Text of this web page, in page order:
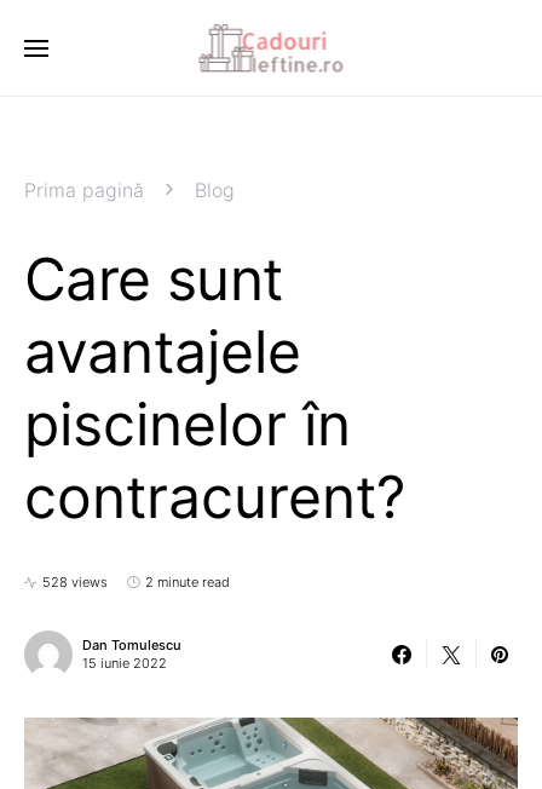
Prima pagină Blog
Care sunt
avantajele
piscinelor în
contracurent?
528 views 2 minute read
Dan Tomulescu
15 iunie 2022